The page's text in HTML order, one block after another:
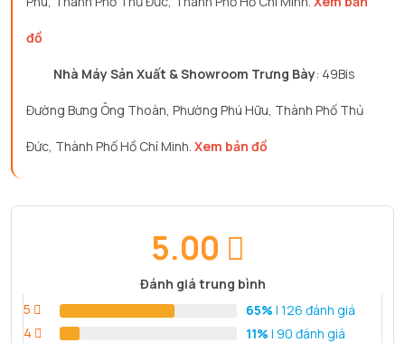
đồ
Nhà Máy Sản Xuất & Showroom Trưng Bày: 49Bis
Đường Bưng Ông Thoàn, Phường Phú Hữu, Thành Phố Thủ
Đức, Thành Phố Hồ Chí Minh. Xem bản đồ
5.00
Đánh giá trung bình
5
65% | 126 đánh giá
4
11% | 90 đánh giá